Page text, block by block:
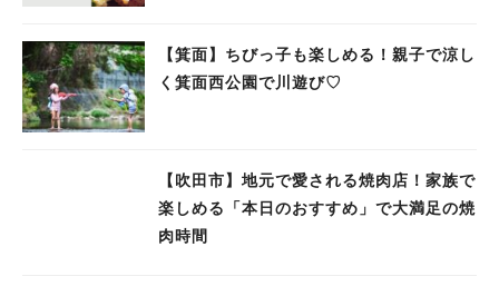
【箕面】ちびっ子も楽しめる！親子で涼し
く箕面西公園で川遊び♡
【吹田市】地元で愛される焼肉店！家族で
楽しめる「本日のおすすめ」で大満足の焼
肉時間